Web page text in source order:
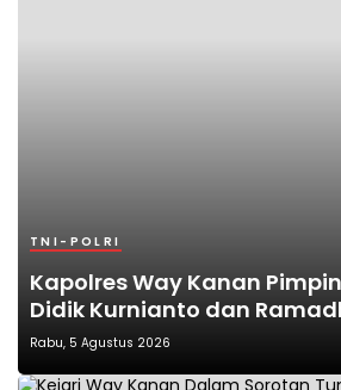
TNI-POLRI
Kapolres Way Kanan
Didik Kurnianto dan
Rabu, 5 Agustus 2026